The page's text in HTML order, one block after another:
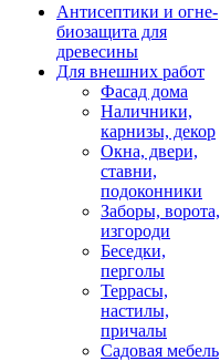
Антисептики и огне-
биозащита для
древесины
Для внешних работ
Фасад дома
Наличники,
карнизы, декор
Окна, двери,
ставни,
подоконники
Заборы, ворота,
изгороди
Беседки,
перголы
Террасы,
настилы,
причалы
Садовая мебель